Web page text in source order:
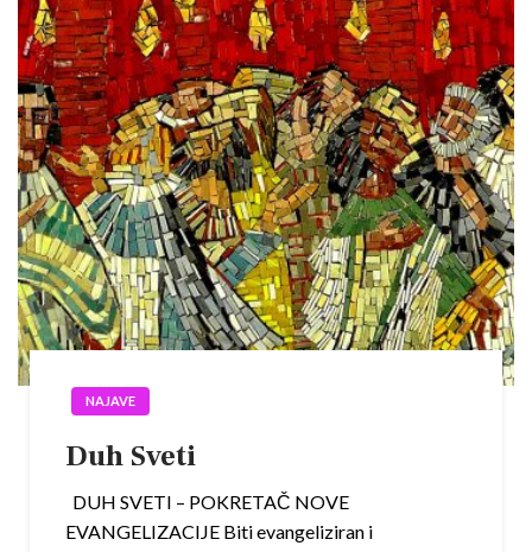
NAJAVE
Duh Sveti
DUH SVETI – POKRETAČ NOVE
EVANGELIZACIJE Biti evangeliziran i